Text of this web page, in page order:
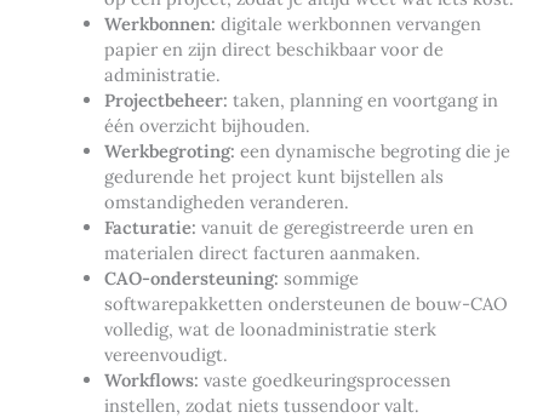
Werkbonnen: digitale werkbonnen vervangen
papier en zijn direct beschikbaar voor de
administratie.
Projectbeheer: taken, planning en voortgang in
één overzicht bijhouden.
Werkbegroting: een dynamische begroting die je
gedurende het project kunt bijstellen als
omstandigheden veranderen.
Facturatie: vanuit de geregistreerde uren en
materialen direct facturen aanmaken.
CAO-ondersteuning: sommige
softwarepakketten ondersteunen de bouw-CAO
volledig, wat de loonadministratie sterk
vereenvoudigt.
Workflows: vaste goedkeuringsprocessen
instellen, zodat niets tussendoor valt.